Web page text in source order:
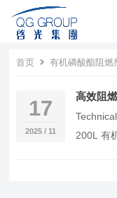
首页 有机磷酸酯阻燃
17
2025 / 11
高效阻
200L 有